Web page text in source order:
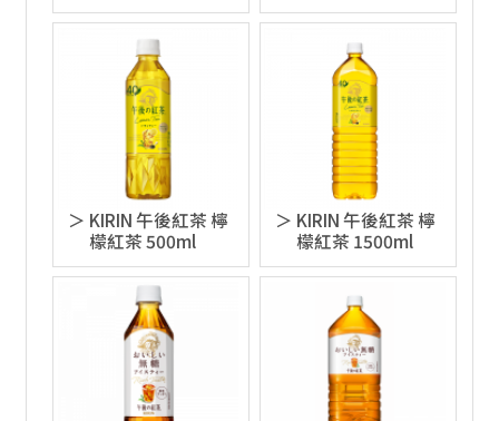
KIRIN 午後紅茶 檸
檬紅茶 500ml
KIRIN 午後紅茶 檸
檬紅茶 1500ml